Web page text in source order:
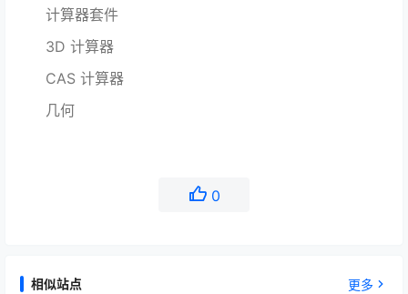
计算器套件
3D 计算器
CAS 计算器
几何
0
相似站点 更多